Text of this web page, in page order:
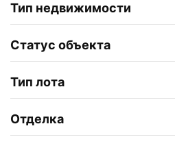
Тип недвижимости
Статус объекта
Тип лота
Отделка